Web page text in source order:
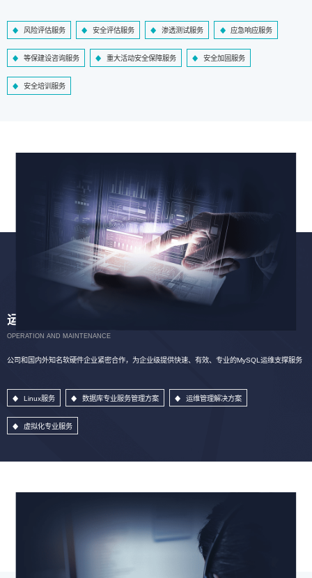
风险评估服务 安全评估服务 渗透测试服务 应急响应服务
等保建设咨询服务 重大活动安全保障服务 安全加固服务
安全培训服务
运维服务
OPERATION AND MAINTENANCE
公司和国内外知名软硬件企业紧密合作，为企业级提供快速、有效、专业的MySQL运维支撑服务
Linux服务 数据库专业服务管理方案 运维管理解决方案
虚拟化专业服务